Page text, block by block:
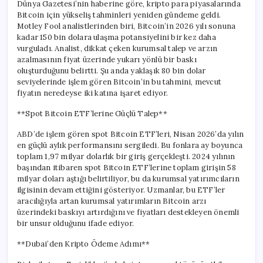
Dünya Gazetesi’nin haberine göre, kripto para piyasalarında
Bitcoin için yükseliş tahminleri yeniden gündeme geldi.
Motley Fool analistlerinden biri, Bitcoin’in 2026 yılı sonuna
kadar 150 bin dolara ulaşma potansiyelini bir kez daha
vurguladı. Analist, dikkat çeken kurumsal talep ve arzın
azalmasının fiyat üzerinde yukarı yönlü bir baskı
oluşturduğunu belirtti. Şu anda yaklaşık 80 bin dolar
seviyelerinde işlem gören Bitcoin’in bu tahmini, mevcut
fiyatın neredeyse iki katına işaret ediyor.
**Spot Bitcoin ETF’lerine Güçlü Talep**
ABD’de işlem gören spot Bitcoin ETF’leri, Nisan 2026’da yılın
en güçlü aylık performansını sergiledi. Bu fonlara ay boyunca
toplam 1,97 milyar dolarlık bir giriş gerçekleşti. 2024 yılının
başından itibaren spot Bitcoin ETF’lerine toplam girişin 58
milyar doları aştığı belirtiliyor, bu da kurumsal yatırımcıların
ilgisinin devam ettiğini gösteriyor. Uzmanlar, bu ETF’ler
aracılığıyla artan kurumsal yatırımların Bitcoin arzı
üzerindeki baskıyı artırdığını ve fiyatları destekleyen önemli
bir unsur olduğunu ifade ediyor.
**Dubai’den Kripto Ödeme Adımı**